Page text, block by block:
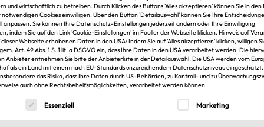
1
und wirtschaftlich zu betreiben. Durch Klicken des Buttons 'Alles akzeptieren' können Sie in den
Cookies einwilligen. Über den Button 'Detailauswahl' können Sie Ihre
anpassen. Sie können Ihre Datenschutz-Einstellungen jederzeit ändern oder Ihre Einwilligung
indem Sie auf den Link 'Cookie-Einstellungen' im Footer der Webseite klicken. Hinweis auf
Webseite erhobenen Daten in den USA: Indem Sie auf 'Alles akzeptieren' klicken, willigen
Art. 49 Abs. 1 S. 1 lit. a DSGVO ein, dass Ihre Daten in den USA verarbeitet werden. Die
Anbieter entnehmen Sie bitte der Anbieterliste in der Detailauswahl. Die USA werden vom
als ein Land mit einem nach EU-Standards unzureichendem Datenschutzniveau eingeschätzt.
das Risiko, dass Ihre Daten durch US-Behörden, zu Kontroll- und zu
auch ohne Rechtsbehelfsmöglichkeiten, verarbeitet werden können.
eine Liste der Service-Gruppen, für die eine Einwilligung
Essenziell Marketing